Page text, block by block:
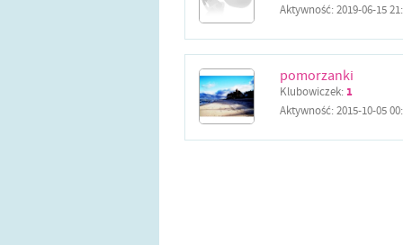
Aktywność:2019-06-15
pomorzanki
Klubowiczek: 1
Aktywność:2015-10-05